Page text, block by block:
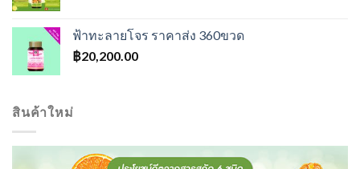
ฟ้าทะลายโจร ราคาส่ง 360ขวด
฿20,200.00
สินค้าใหม่